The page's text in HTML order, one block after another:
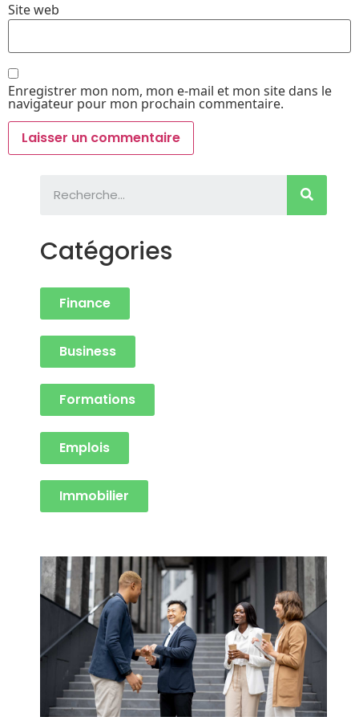
Site web
Enregistrer mon nom, mon e-mail et mon site dans le
navigateur pour mon prochain commentaire.
Catégories
Finance
Business
Formations
Emplois
Immobilier